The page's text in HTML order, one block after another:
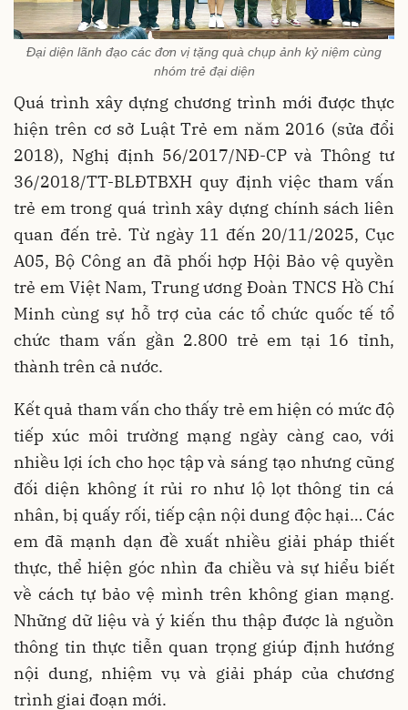
Đại diện lãnh đạo các đơn vị tặng quà chụp ảnh kỷ niệm cùng
nhóm trẻ đại diện
Quá trình xây dựng chương trình mới được thực
hiện trên cơ sở Luật Trẻ em năm 2016 (sửa đổi
2018), Nghị định 56/2017/NĐ-CP và Thông tư
36/2018/TT-BLĐTBXH quy định việc tham vấn
trẻ em trong quá trình xây dựng chính sách liên
quan đến trẻ. Từ ngày 11 đến 20/11/2025, Cục
A05, Bộ Công an đã phối hợp Hội Bảo vệ quyền
trẻ em Việt Nam, Trung ương Đoàn TNCS Hồ Chí
Minh cùng sự hỗ trợ của các tổ chức quốc tế tổ
chức tham vấn gần 2.800 trẻ em tại 16 tỉnh,
thành trên cả nước.
Kết quả tham vấn cho thấy trẻ em hiện có mức độ
tiếp xúc môi trường mạng ngày càng cao, với
nhiều lợi ích cho học tập và sáng tạo nhưng cũng
đối diện không ít rủi ro như lộ lọt thông tin cá
nhân, bị quấy rối, tiếp cận nội dung độc hại… Các
em đã mạnh dạn đề xuất nhiều giải pháp thiết
thực, thể hiện góc nhìn đa chiều và sự hiểu biết
về cách tự bảo vệ mình trên không gian mạng.
Những dữ liệu và ý kiến thu thập được là nguồn
thông tin thực tiễn quan trọng giúp định hướng
nội dung, nhiệm vụ và giải pháp của chương
trình giai đoạn mới.